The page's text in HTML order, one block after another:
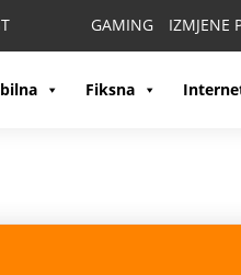
GAMING IZMJENE
Fiksna